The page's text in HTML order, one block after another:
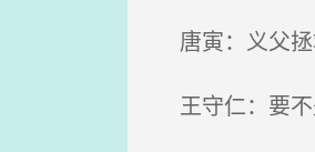
唐寅：义父拯
王守仁：要不